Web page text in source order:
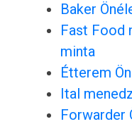
Baker
Fast Food
minta
Étterem
Ital
Forwarder